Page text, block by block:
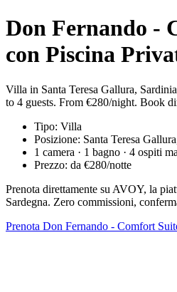
Don Fernando -
con Piscina
Villa in Santa Teresa Gallura,
to 4 guests. From €280/night. Book
Tipo: Villa
Posizione: Santa Teresa
1 camera · 1 bagno · 4 ospiti
Prezzo: da €280/notte
Prenota direttamente su AVOY, la
Sardegna. Zero commissioni,
Prenota Don Fernando - Comfort